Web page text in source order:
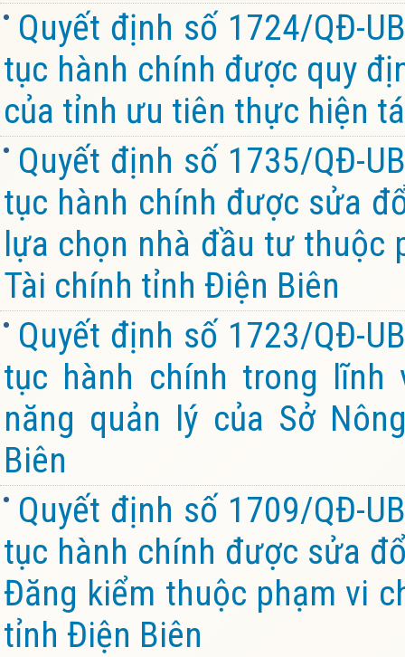
Quyết định số 1724/QĐ-
tục hành chính được quy
của tỉnh ưu tiên thực hiện
Quyết định số 1735/QĐ-
tục hành chính được sửa
lựa chọn nhà đầu tư thuộc
Tài chính tỉnh Điện Biên
Quyết định số 1723/QĐ-
tục hành chính trong
năng quản lý của Sở
Biên
Quyết định số 1709/QĐ-
tục hành chính được sửa
Đăng kiểm thuộc phạm vi
tỉnh Điện Biên